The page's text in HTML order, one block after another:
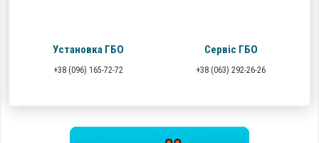
Установка ГБО
+38 (096) 165-72-72
Сервіс ГБО
+38 (063) 292-26-26